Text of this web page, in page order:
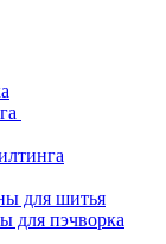
для шитья
для пэчворка